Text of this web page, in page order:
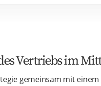
Vertriebs im
gemeinsam mit